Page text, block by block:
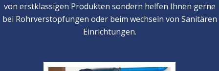
von erstklassigen Produkten sondern helfen Ihnen gerne
bei Rohrverstopfungen oder beim wechseln von Sanitären
Einrichtungen.